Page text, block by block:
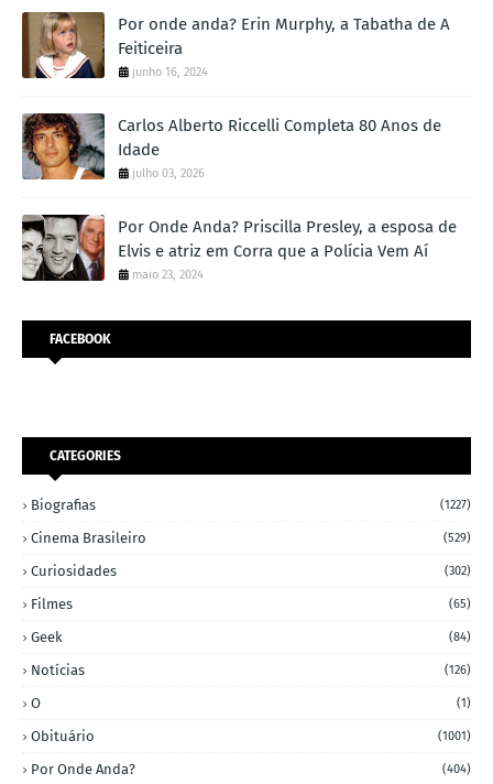
Por onde anda? Erin Murphy, a Tabatha de A
Feiticeira
junho 16, 2024
Carlos Alberto Riccelli Completa 80 Anos de
Idade
julho 03, 2026
Por Onde Anda? Priscilla Presley, a esposa de
Elvis e atriz em Corra que a Polícia Vem Aí
maio 23, 2024
FACEBOOK
CATEGORIES
Biografias (1227)
Cinema Brasileiro (529)
Curiosidades (302)
Filmes (65)
Geek (84)
Notícias (126)
O (1)
Obituário (1001)
Por Onde Anda? (404)